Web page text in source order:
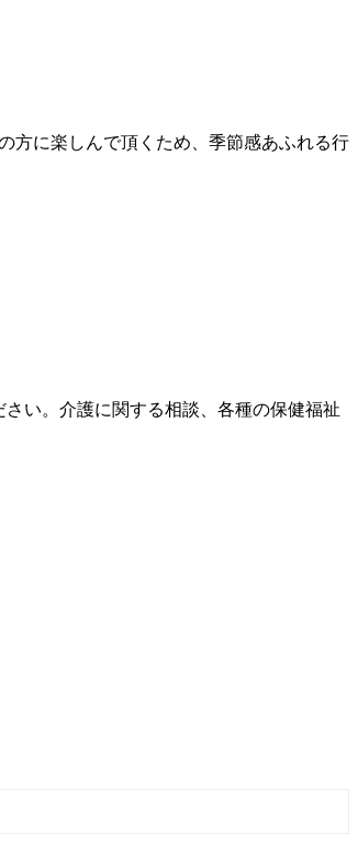
方に楽しんで頂くため、季節感あふれる行
い。介護に関する相談、各種の保健福祉